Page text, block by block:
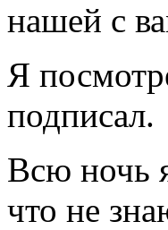
нашей с
Я
подписал.
Всю ночь
что не